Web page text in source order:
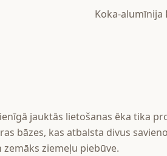
Koka-alumīnija
jauktās lietošanas ēka tika
bāzes, kas atbalsta divus
ziemeļu piebūve.